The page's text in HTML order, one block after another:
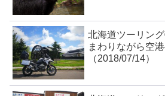
北海道ツーリン
まわりながら空
（2018/07/14）